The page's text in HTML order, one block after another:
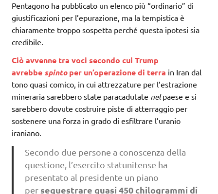
Pentagono ha pubblicato un elenco più “ordinario” di
giustificazioni per l’epurazione, ma la tempistica è
chiaramente troppo sospetta perché questa ipotesi sia
credibile.
Ciò avvenne tra voci secondo cui Trump
avrebbe spinto per un’operazione di terra in Iran dal
tono quasi comico, in cui attrezzature per l’estrazione
mineraria sarebbero state paracadutate nelpaese e si
sarebbero dovute costruire piste di atterraggio per
sostenere una forza in grado di esfiltrare l’uranio
iraniano.
Secondo due persone a conoscenza della
questione, l’esercito statunitense ha
presentato al presidente un piano
per sequestrare quasi 450 chilogrammi di